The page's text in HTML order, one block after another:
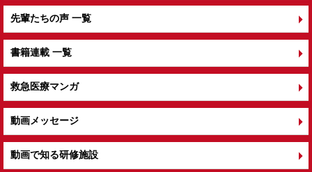
先輩たちの声 一覧
書籍連載 一覧
救急医療マンガ
動画メッセージ
動画で知る研修施設